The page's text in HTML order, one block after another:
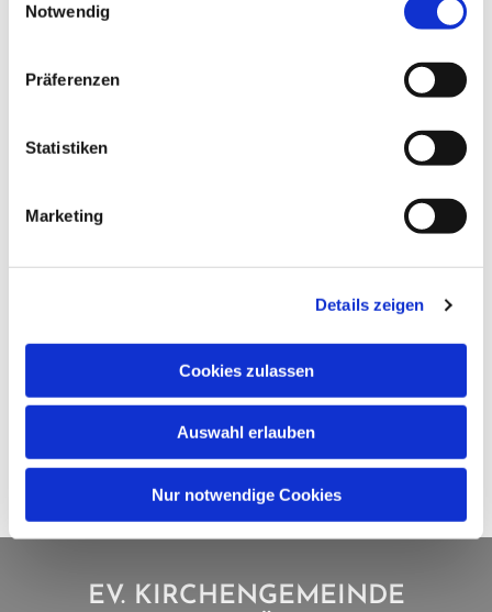
Notwendig
Präferenzen
Statistiken
Marketing
Details zeigen
Cookies zulassen
Auswahl erlauben
Nur notwendige Cookies
EV. KIRCHENGEMEINDE